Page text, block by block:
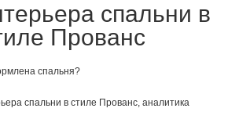
спальни в
Прованс
спальня?